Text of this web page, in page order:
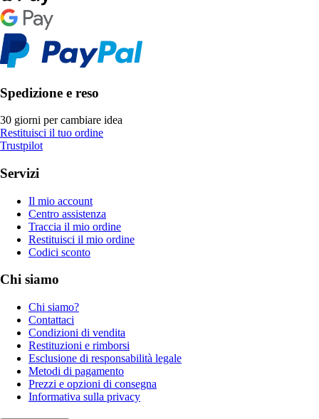
Spedizione e reso
30 giorni per cambiare idea
Restituisci il tuo ordine
Trustpilot
Servizi
Il mio account
Centro assistenza
Traccia il mio ordine
Restituisci il mio ordine
Codici sconto
Chi siamo
Chi siamo?
Contattaci
Condizioni di vendita
Restituzioni e rimborsi
Esclusione di responsabilità legale
Metodi di pagamento
Prezzi e opzioni di consegna
Informativa sulla privacy